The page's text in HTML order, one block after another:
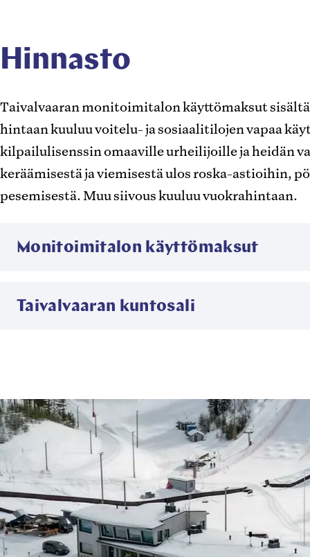
Hinnasto
Taivalvaaran monitoimitalon käyttömaksut
hintaan kuuluu voitelu- ja sosiaalitilojen vapaa
kilpailulisenssin omaaville urheilijoille ja heidän
keräämisestä ja viemisestä ulos roska-astioihin,
pesemisestä. Muu siivous kuuluu vuokrahintaan.
Monitoimitalon käyttömaksut
Taivalvaaran kuntosali